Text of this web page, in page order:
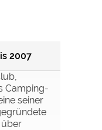
2007
Camping-
seiner
über